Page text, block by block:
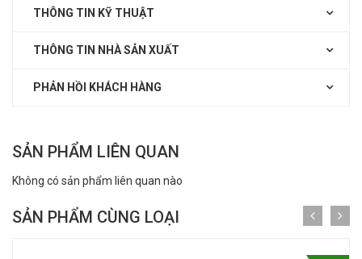
THÔNG TIN KỸ THUẬT
THÔNG TIN NHÀ SẢN XUẤT
PHẢN HỒI KHÁCH HÀNG
SẢN PHẨM LIÊN QUAN
Không có sản phẩm liên quan nào
SẢN PHẨM CÙNG LOẠI